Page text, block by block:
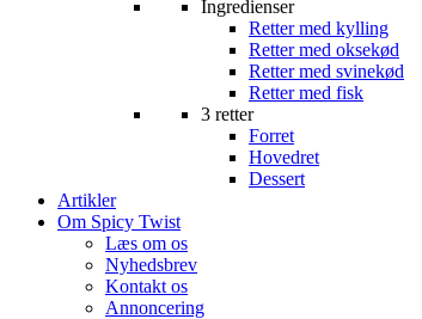
Ingredienser
Retter med kylling
Retter med oksekød
Retter med svinekød
Retter med fisk
3 retter
Forret
Hovedret
Dessert
Artikler
Om Spicy Twist
Læs om os
Nyhedsbrev
Kontakt os
Annoncering